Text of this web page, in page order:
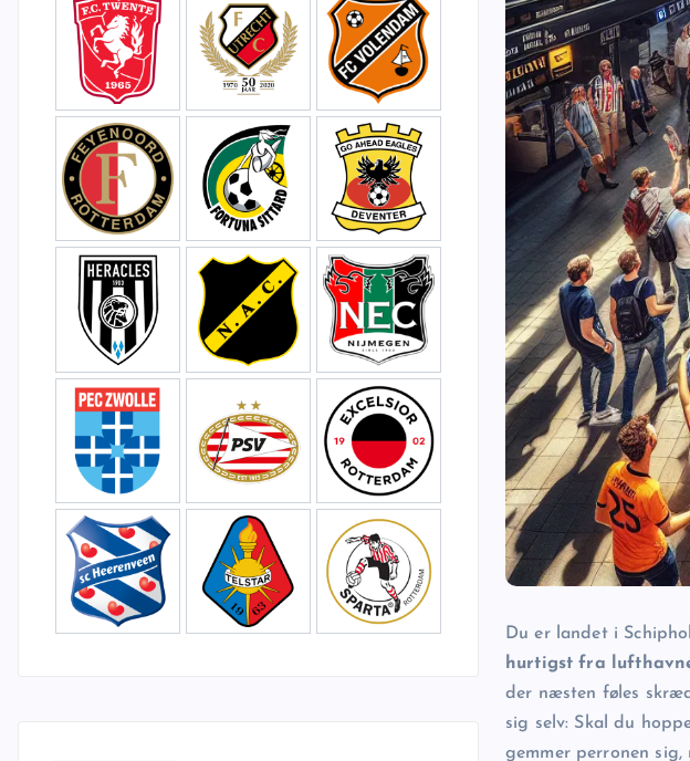
Du er landet i
hurtigst fra
der næsten føles
sig selv: Skal du
gemmer perronen